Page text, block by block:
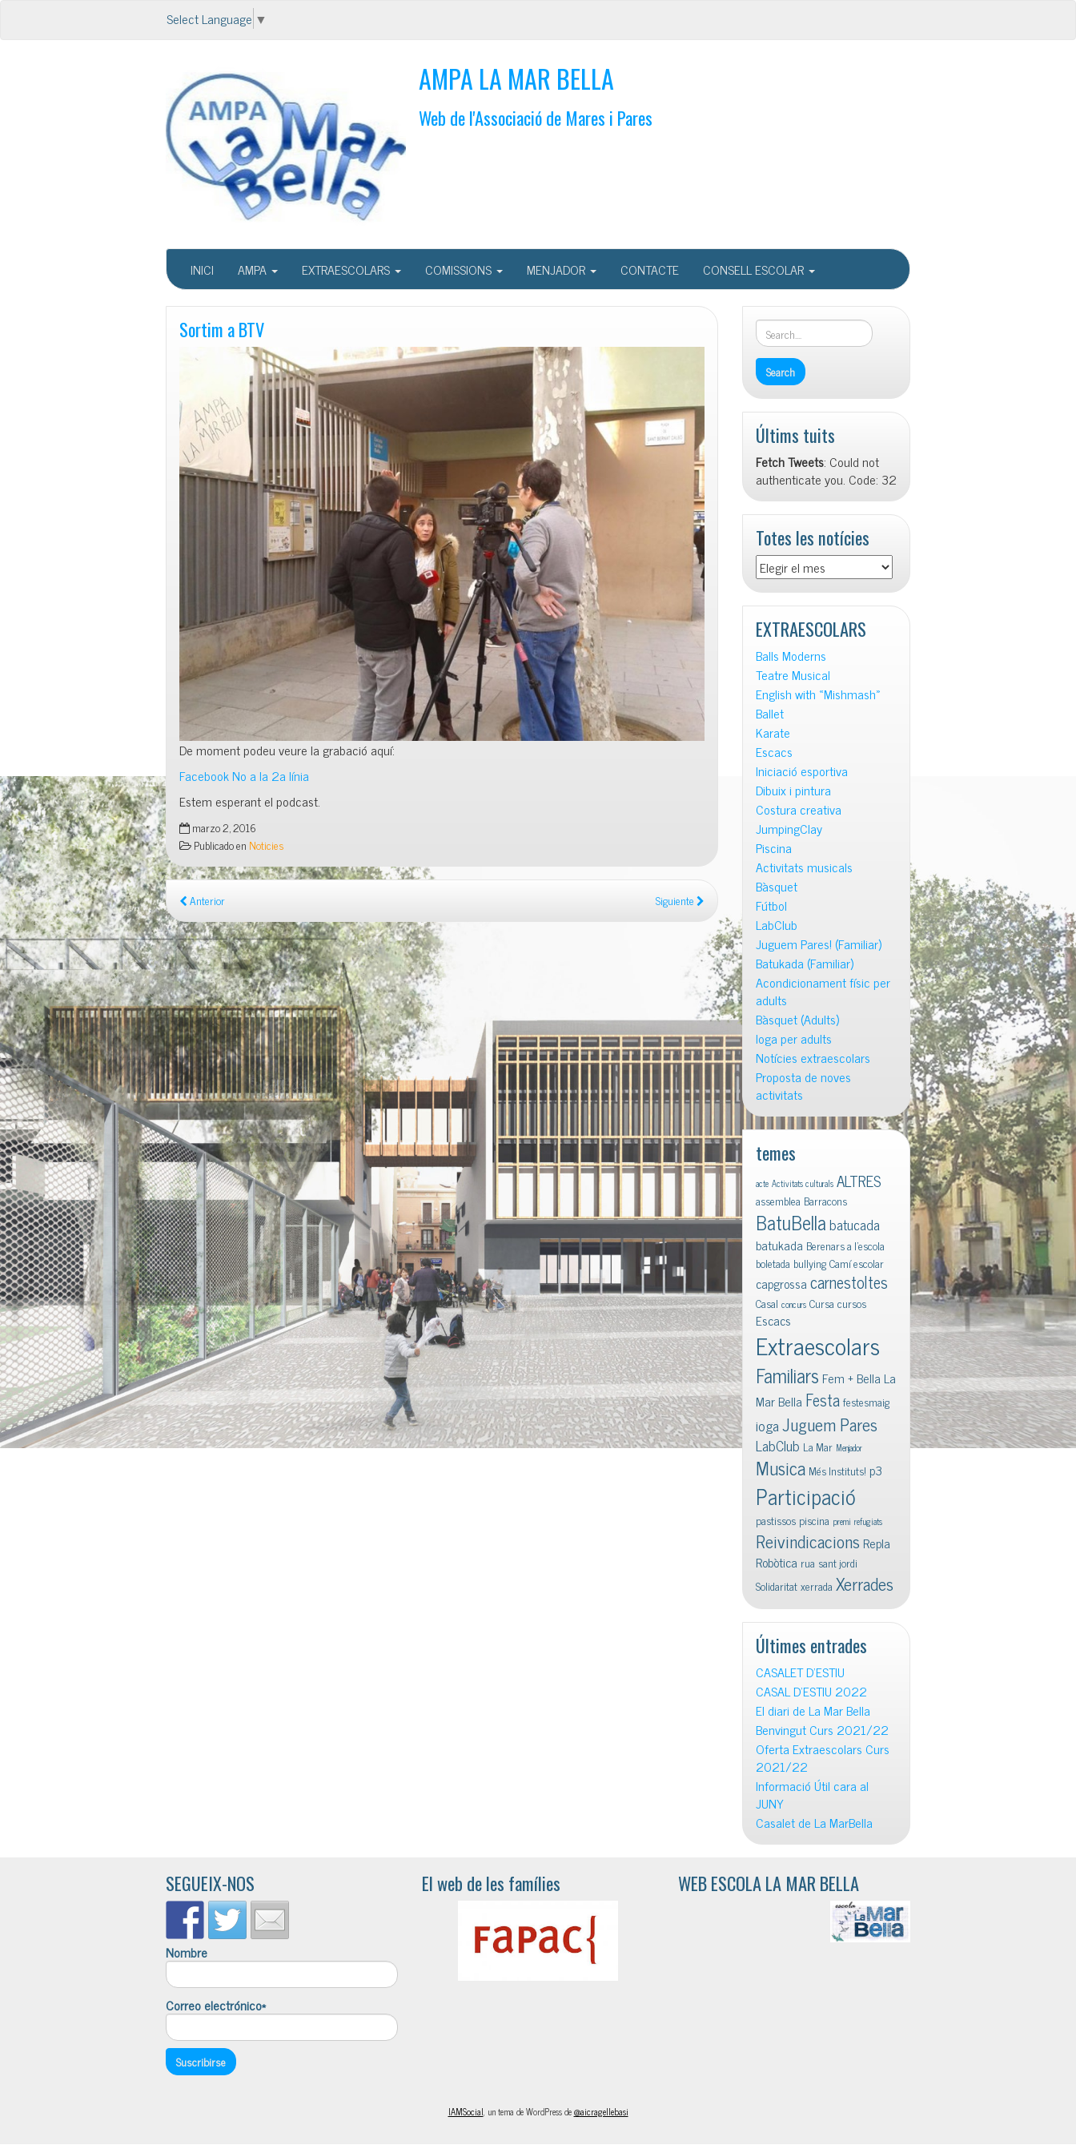
Select Language ▼
AMPA LA MAR BELLA
Web de l'Associació de Mares i Pares
INICI AMPA EXTRAESCOLARS COMISSIONS MENJADOR CONTACTE CONSELL ESCOLAR
Sortim a BTV
De moment podeu veure la grabació aquí:
Facebook No a la 2a línia
Estem esperant el podcast.
marzo 2, 2016
Publicado en Noticies
Anterior Siguiente
Últims tuits
Fetch Tweets: Could not
authenticate you. Code: 32
Totes les notícies
Totes
les
notícies
EXTRAESCOLARS
Balls Moderns
Teatre Musical
English with «Mishmash»
Ballet
Karate
Escacs
Iniciació esportiva
Dibuix i pintura
Costura creativa
JumpingClay
Piscina
Activitats musicals
Bàsquet
Fútbol
LabClub
Juguem Pares! (Familiar)
Batukada (Familiar)
Acondicionament físic per
adults
Bàsquet (Adults)
Ioga per adults
Notícies extraescolars
Proposta de noves
activitats
temes
acte Activitats culturals ALTRES
assemblea Barracons
BatuBellabatucada
batukada Berenars a l'escola
boletada bullyingCamí escolar
capgrossacarnestoltes
Casal concurs Cursa cursos
Escacs
Extraescolars
Familiars Fem + Bella La
Mar Bella Festafestesmaig
iogaJuguem Pares
LabClub La Mar Menjador
Musica Més Instituts! p3
Participació
pastissos piscina premi refugiats
Reivindicacions Repla
Robòtica rua sant jordi
Solidaritatxerrada Xerrades
Últimes entrades
CASALET D’ESTIU
CASAL D’ESTIU 2022
El diari de La Mar Bella
Benvingut Curs 2021/22
Oferta Extraescolars Curs
2021/22
Informació Útil cara al
JUNY
Casalet de La MarBella
SEGUEIX-NOS
Nombre
Correo electrónico*
El web de les famílies WEB ESCOLA LA MAR BELLA
IAMSocial, un tema de WordPress de@aicragellebasi